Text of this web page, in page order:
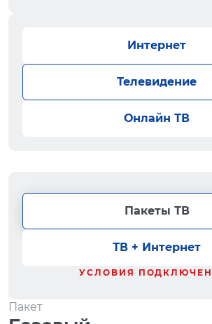
Интернет
Телевидение
Онлайн ТВ
Пакеты ТВ
ТВ + Интернет
УСЛОВИЯ
Пакет